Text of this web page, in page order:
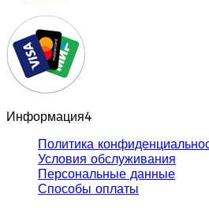
Информация4
Политика
Условия обслуживания
Персональные данные
Способы оплаты